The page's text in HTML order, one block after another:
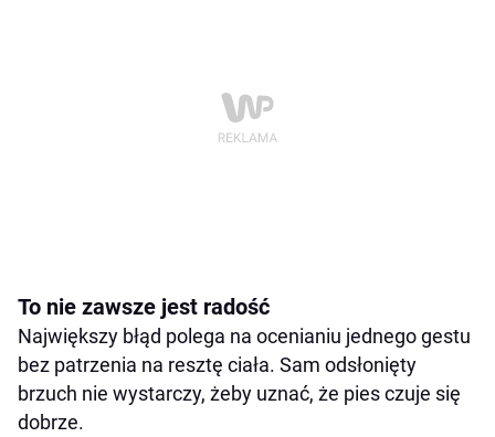
To nie zawsze jest radość
Największy błąd polega na ocenianiu jednego gestu
bez patrzenia na resztę ciała. Sam odsłonięty
brzuch nie wystarczy, żeby uznać, że pies czuje się
dobrze.